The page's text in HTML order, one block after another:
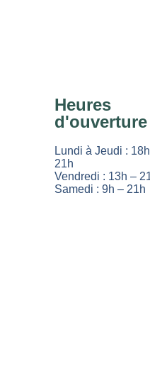
Heures
d'ouverture
Lundi à Jeudi :
21h
Vendredi : 13h –
Samedi : 9h – 21h